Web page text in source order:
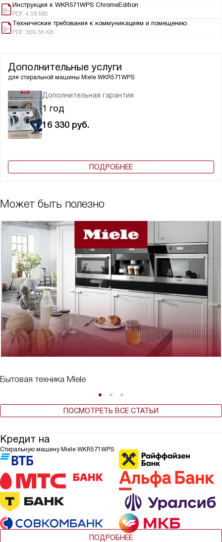
Инструкция к WKR571WPS ChromeEdition
PDF, 4.58 MB
Технические требования к коммуникациям и помещению
PDF, 369.36 KB
Дополнительные услуги
для стиральной машины Miele WKR571WPS
Дополнительная гарантия
1 год
16 330 руб.
ПОДРОБНЕЕ
Может быть полезно
Бытовая техника Miele
ПОСМОТРЕТЬ ВСЕ СТАТЬИ
Кредит на
Стиральную машину Miele WKR571WPS
ПОДРОБНЕЕ